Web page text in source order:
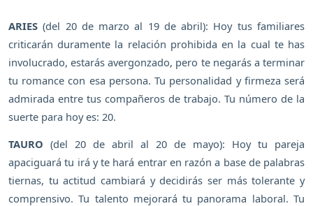
ARIES (del 20 de marzo al 19 de abril): Hoy tus familiares
criticarán duramente la relación prohibida en la cual te has
involucrado, estarás avergonzado, pero te negarás a terminar
tu romance con esa persona. Tu personalidad y firmeza será
admirada entre tus compañeros de trabajo. Tu número de la
suerte para hoy es: 20.
TAURO (del 20 de abril al 20 de mayo): Hoy tu pareja
apaciguará tu irá y te hará entrar en razón a base de palabras
tiernas, tu actitud cambiará y decidirás ser más tolerante y
comprensivo. Tu talento mejorará tu panorama laboral. Tu